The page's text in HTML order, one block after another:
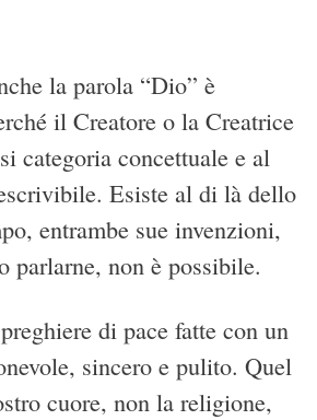
la parola “Dio” è
il Creatore o la Creatrice
categoria concettuale e al
Esiste al di là dello
entrambe sue invenzioni,
parlarne, non è possibile.
di pace fatte con un
sincero e pulito. Quel
cuore, non la religione,